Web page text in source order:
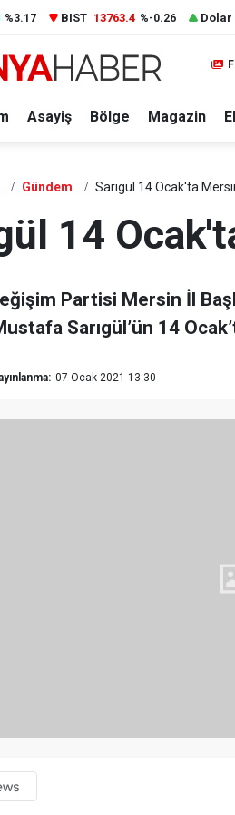
%3.17 BIST 13763.4 %-0.26 Dolar
Asayiş Bölge Magazin
Gündem Sarıgül 14 Ocak'ta
14
Partisi Mersin İl
Sarıgül’ün 14
07 Ocak 2021 13:30